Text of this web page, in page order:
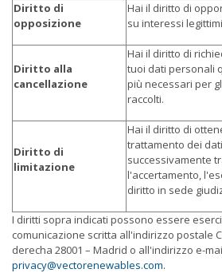
Diritto di
opposizione
Hai il diritto di
su interessi
Diritto alla
cancellazione
Hai il diritto di
tuoi dati personali
più necessari per
raccolti.
Diritto di
limitazione
Hai il diritto di
trattamento dei
successivamente
l'accertamento,
diritto in sede
I diritti sopra indicati possono essere
comunicazione scritta all'indirizzo postale
derecha 28001 – Madrid o all'indirizzo e-
privacy@vectorenewables.com.